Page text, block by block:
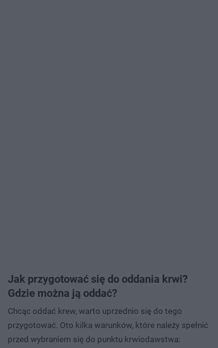
Jak przygotować się do oddania krwi?
Gdzie można ją oddać?
Chcąc oddać krew, warto uprzednio się do tego
przygotować. Oto kilka warunków, które należy spełnić
przed wybraniem się do punktu krwiodawstwa: